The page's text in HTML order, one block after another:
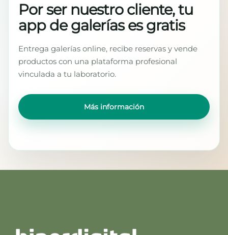
Por ser nuestro cliente, tu
app de galerías es gratis
Entrega galerías online, recibe reservas y vende
productos con una plataforma profesional
vinculada a tu laboratorio.
Más información